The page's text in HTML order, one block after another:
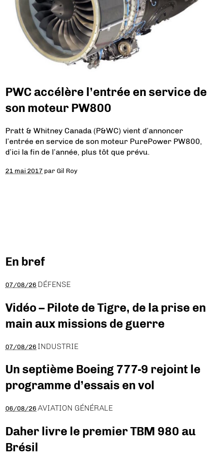
PWC accélère l’entrée en service de
son moteur PW800
Pratt & Whitney Canada (P&WC) vient d’annoncer
l’entrée en service de son moteur PurePower PW800,
d’ici la fin de l’année, plus tôt que prévu.
21 mai 2017 parGil Roy
En bref
07/08/26 DÉFENSE
Vidéo – Pilote de Tigre, de la prise en
main aux missions de guerre
07/08/26 INDUSTRIE
Un septième Boeing 777-9 rejoint le
programme d’essais en vol
06/08/26 AVIATION GÉNÉRALE
Daher livre le premier TBM 980 au
Brésil